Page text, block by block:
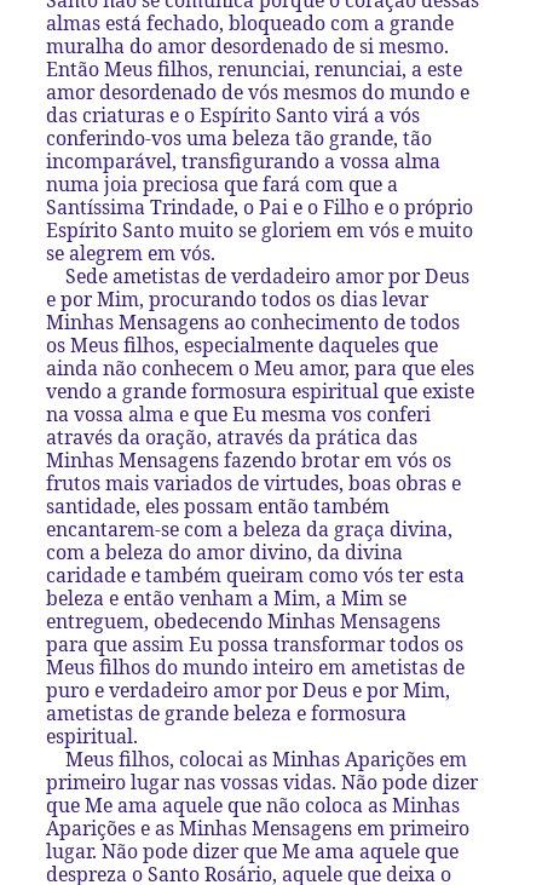
almas está fechado, bloqueado com a grande
muralha do amor desordenado de si mesmo.
Então Meus filhos, renunciai, renunciai, a este
amor desordenado de vós mesmos do mundo e
das criaturas e o Espírito Santo virá a vós
conferindo-vos uma beleza tão grande, tão
incomparável, transfigurando a vossa alma
numa joia preciosa que fará com que a
Santíssima Trindade, o Pai e o Filho e o próprio
Espírito Santo muito se gloriem em vós e muito
se alegrem em vós.
Sede ametistas de verdadeiro amor por Deus
e por Mim, procurando todos os dias levar
Minhas Mensagens ao conhecimento de todos
os Meus filhos, especialmente daqueles que
ainda não conhecem o Meu amor, para que eles
vendo a grande formosura espiritual que existe
na vossa alma e que Eu mesma vos conferi
através da oração, através da prática das
Minhas Mensagens fazendo brotar em vós os
frutos mais variados de virtudes, boas obras e
santidade, eles possam então também
encantarem-se com a beleza da graça divina,
com a beleza do amor divino, da divina
caridade e também queiram como vós ter esta
beleza e então venham a Mim, a Mim se
entreguem, obedecendo Minhas Mensagens
para que assim Eu possa transformar todos os
Meus filhos do mundo inteiro em ametistas de
puro e verdadeiro amor por Deus e por Mim,
ametistas de grande beleza e formosura
espiritual.
Meus filhos, colocai as Minhas Aparições em
primeiro lugar nas vossas vidas. Não pode dizer
que Me ama aquele que não coloca as Minhas
Aparições e as Minhas Mensagens em primeiro
lugar. Não pode dizer que Me ama aquele que
despreza o Santo Rosário, aquele que deixa o